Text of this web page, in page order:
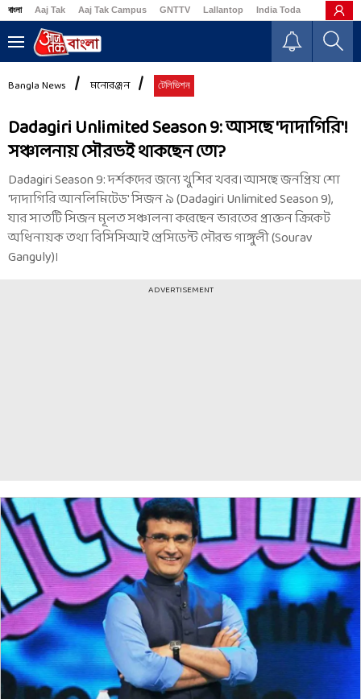
বাংলা Aaj Tak Aaj Tak Campus GNTTV Lallantop India Today Business
Bangla News মনোরঞ্জন টেলিভিশন
Dadagiri Unlimited Season 9: আসছে 'দাদাগিরি'!
সঞ্চালনায় সৌরভই থাকছেন তো?
Dadagiri Season 9: দর্শকদের জন্যে খুশির খবর। আসছে জনপ্রিয় শো
'দাদাগিরি আনলিমিটেড' সিজন ৯ (Dadagiri Unlimited Season 9),
যার সাতটি সিজন মূলত সঞ্চালনা করেছেন ভারতের প্রাক্তন ক্রিকেট
অধিনায়ক তথা বিসিসিআই প্রেসিডেন্ট সৌরভ গাঙ্গুলী (Sourav
Ganguly)।
ADVERTISEMENT